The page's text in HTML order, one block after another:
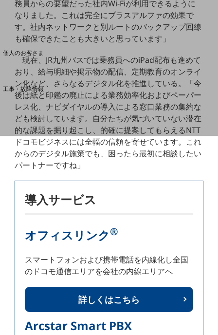
料金分析(ご利用料金管理サービス)
Web明細(My docomo)
個人のお客さま
NTTドコモ
OCNなど
工事・故障情報
お客さまサポートサイト
SDPFナレッジセンター
NTTドコモ 通信障害情報
務員からの要望だった社内Wi-Fiが利用できるように
なりました。これは完全にプラスアルファの効果で
す。社内ネットワークと別ルートのバックアップ回線
も確保できたことも大きいと思っています」
現在、JR九州バスでは乗務員へのiPad配布も進めて
おり、給与明細や掲示物の配信、定期教育のオンライ
ン化など、さらなるデジタル化を推進している。「今
後は紙と印鑑の廃止による業務効率化およびペーパー
レス化、ナビダイヤルの導入による窓口業務の集約な
ども検討しています。自分たちが気づいていない潜在
的な課題を掘り起こし、的確に提案してもらえるNTT
ドコモビジネスには全幅の信頼を寄せています。これ
からのデジタル施策でも、困ったら最初に相談したい
パートナーですね」
導入サービス
オフィスリンク®
スマートフォンおよび携帯電話を内線化し全国
のドコモ通信エリアを会社の内線エリアへ
詳しくはこちら
Arcstar Smart PBX